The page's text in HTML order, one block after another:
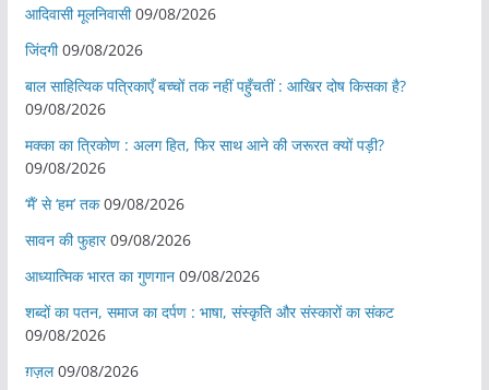
आदिवासी मूलनिवासी 09/08/2026
जिंदगी 09/08/2026
बाल साहित्यिक पत्रिकाएँ बच्चों तक नहीं पहुँचतीं : आखिर दोष किसका है?
09/08/2026
मक्का का त्रिकोण : अलग हित, फिर साथ आने की जरूरत क्यों पड़ी?
09/08/2026
‘मैं’ से ‘हम’ तक 09/08/2026
सावन की फुहार 09/08/2026
आध्यात्मिक भारत का गुणगान 09/08/2026
शब्दों का पतन, समाज का दर्पण : भाषा, संस्कृति और संस्कारों का संकट
09/08/2026
ग़ज़ल 09/08/2026